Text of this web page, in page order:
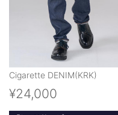
Cigarette DENIM(KRK)
¥24,000